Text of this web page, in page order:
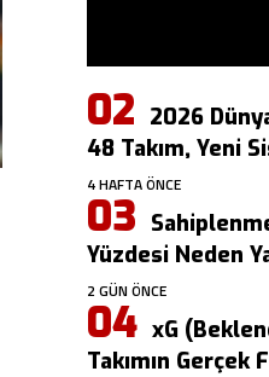
2026
48 Takım, Yeni
4 HAFTA ÖNCE
Yüzdesi Neden
2 GÜN ÖNCE
xG
Takımın Gerçek